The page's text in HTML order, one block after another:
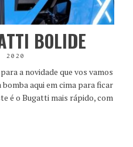
BOLIDE
2020
a novidade que vos vamos
aqui em cima para ficar
é o Bugatti mais rápido, com